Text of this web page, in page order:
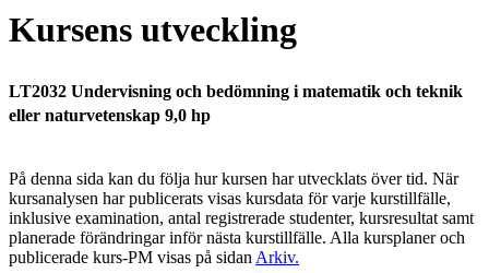
Kursens utveckling
LT2032 Undervisning och bedömning i matematik och teknik
eller naturvetenskap 9,0 hp
På denna sida kan du följa hur kursen har utvecklats över tid. När
kursanalysen har publicerats visas kursdata för varje kurstillfälle,
inklusive examination, antal registrerade studenter, kursresultat samt
planerade förändringar inför nästa kurstillfälle. Alla kursplaner och
publicerade kurs-PM visas på sidan Arkiv.